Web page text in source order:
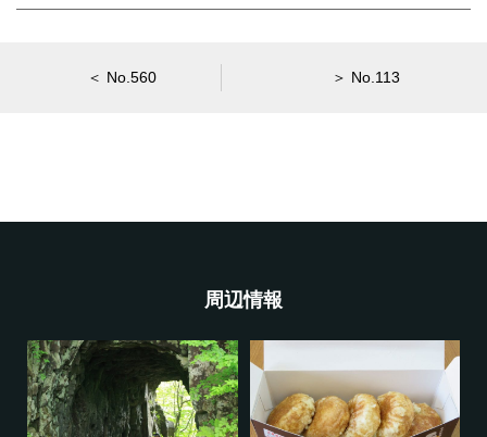
＜ No.560 ＞ No.113
周辺情報